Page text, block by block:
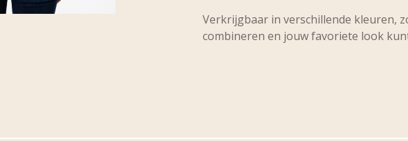
Verkrijgbaar in verschillende kleuren,
combineren en jouw favoriete look